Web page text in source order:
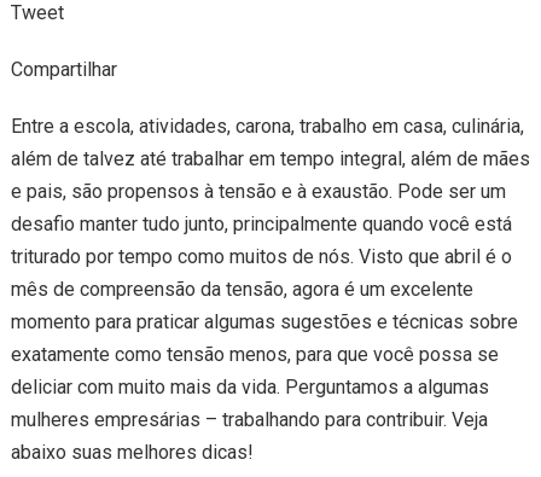
Tweet
Compartilhar
Entre a escola, atividades, carona, trabalho em casa, culinária,
além de talvez até trabalhar em tempo integral, além de mães
e pais, são propensos à tensão e à exaustão. Pode ser um
desafio manter tudo junto, principalmente quando você está
triturado por tempo como muitos de nós. Visto que abril é o
mês de compreensão da tensão, agora é um excelente
momento para praticar algumas sugestões e técnicas sobre
exatamente como tensão menos, para que você possa se
deliciar com muito mais da vida. Perguntamos a algumas
mulheres empresárias – trabalhando para contribuir. Veja
abaixo suas melhores dicas!